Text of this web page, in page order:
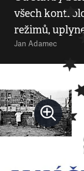
všech
režimů,
Jan Adamec